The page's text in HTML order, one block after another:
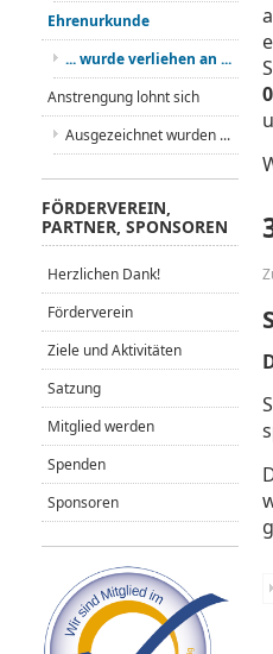
Ehrenurkunde
... wurde verliehen an ...
Anstrengung lohnt sich
Ausgezeichnet wurden ...
FÖRDERVEREIN,
PARTNER, SPONSOREN
Herzlichen Dank!
Förderverein
Ziele und Aktivitäten
Satzung
Mitglied werden
Spenden
Sponsoren